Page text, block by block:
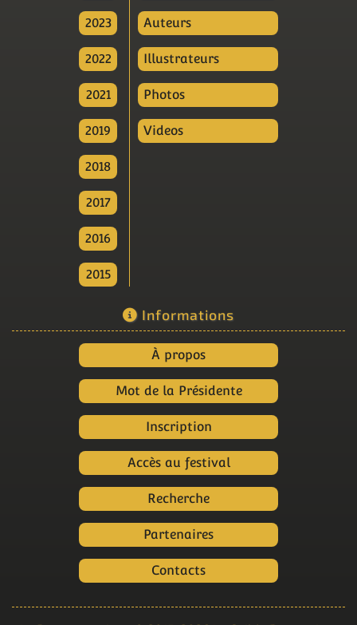
2023
2022
2021
2019
2018
2017
2016
2015
Auteurs
Illustrateurs
Photos
Videos
Informations
À propos
Mot de la Présidente
Inscription
Accès au festival
Recherche
Partenaires
Contacts